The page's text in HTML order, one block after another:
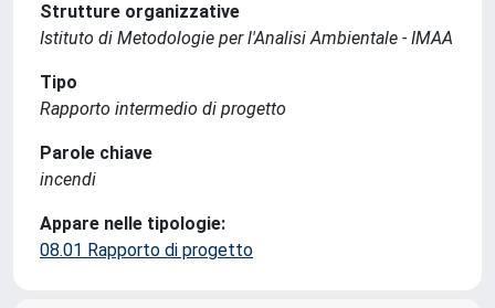
Strutture organizzative
Istituto di Metodologie per l'Analisi Ambientale - IMAA
Tipo
Rapporto intermedio di progetto
Parole chiave
incendi
Appare nelle tipologie:
08.01 Rapporto di progetto